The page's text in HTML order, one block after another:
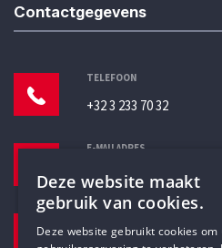
Contactgegevens
TELEFOON
+32 3 233 70 32
E-MAILADRES
Deze website maakt
gebruik van cookies.
Deze website gebruikt cookies om